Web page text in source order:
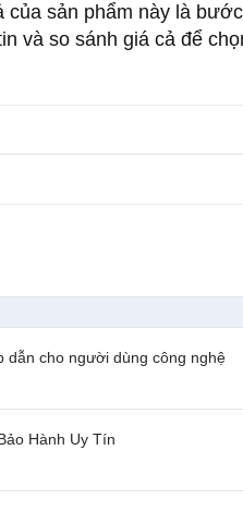
của sản phẩm này là
và so sánh giá cả để
dẫn cho người dùng công nghệ
Hành Uy Tín